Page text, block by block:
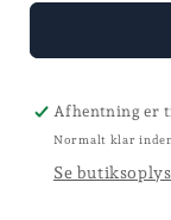
for
(kaffeskål)
Ø
13,5
Afhentning er
Normalt klar
Se